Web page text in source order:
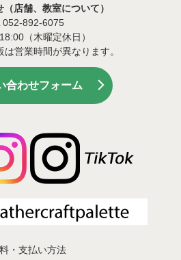
店舗、教室について）
052-892-6075
（木曜定休日）
は営業時間が異なります。
合わせフォーム
・支払い方法